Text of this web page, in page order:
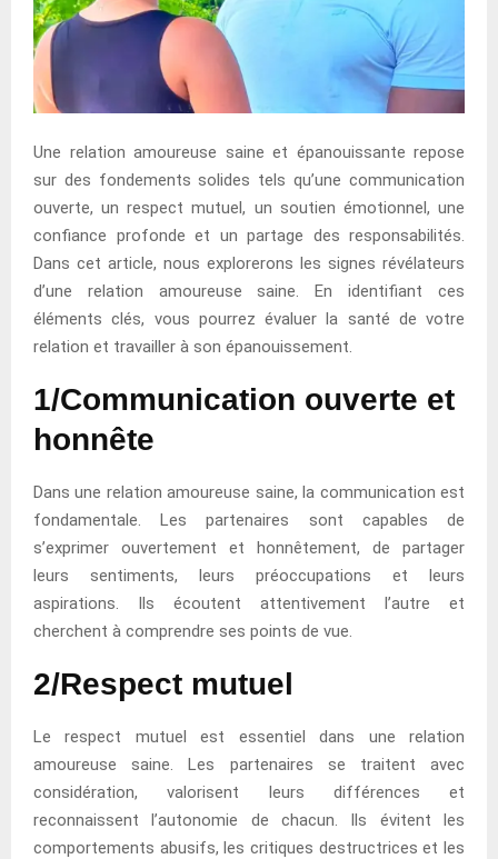
Une relation amoureuse saine et épanouissante repose
sur des fondements solides tels qu’une communication
ouverte, un respect mutuel, un soutien émotionnel, une
confiance profonde et un partage des responsabilités.
Dans cet article, nous explorerons les signes révélateurs
d’une relation amoureuse saine. En identifiant ces
éléments clés, vous pourrez évaluer la santé de votre
relation et travailler à son épanouissement.
1/Communication ouverte et
honnête
Dans une relation amoureuse saine, la communication est
fondamentale. Les partenaires sont capables de
s’exprimer ouvertement et honnêtement, de partager
leurs sentiments, leurs préoccupations et leurs
aspirations. Ils écoutent attentivement l’autre et
cherchent à comprendre ses points de vue.
2/Respect mutuel
Le respect mutuel est essentiel dans une relation
amoureuse saine. Les partenaires se traitent avec
considération, valorisent leurs différences et
reconnaissent l’autonomie de chacun. Ils évitent les
comportements abusifs, les critiques destructrices et les